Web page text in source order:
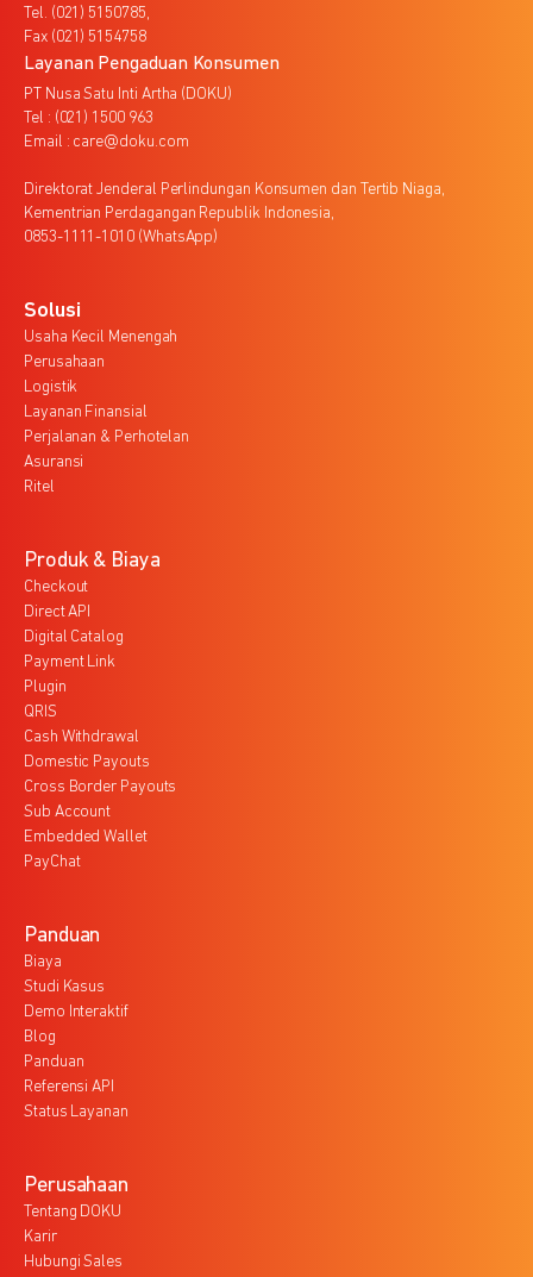
Tel. (021) 5150785,
Fax (021) 5154758
Layanan Pengaduan Konsumen
PT Nusa Satu Inti Artha (DOKU)
Tel : (021) 1500 963
Email : care@doku.com
Direktorat Jenderal Perlindungan Konsumen dan Tertib Niaga,
Kementrian Perdagangan Republik Indonesia,
0853-1111-1010 (WhatsApp)
Solusi
Usaha Kecil Menengah
Perusahaan
Logistik
Layanan Finansial
Perjalanan & Perhotelan
Asuransi
Ritel
Produk & Biaya
Checkout
Direct API
Digital Catalog
Payment Link
Plugin
QRIS
Cash Withdrawal
Domestic Payouts
Cross Border Payouts
Sub Account
Embedded Wallet
PayChat
Panduan
Biaya
Studi Kasus
Demo Interaktif
Blog
Panduan
Referensi API
Status Layanan
Perusahaan
Tentang DOKU
Karir
Hubungi Sales